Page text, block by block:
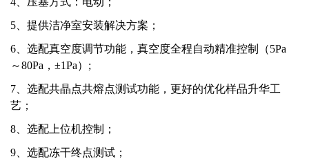
5、提供洁净室安装解决方案；
6、选配真空度调节功能，真空度全程自动精准控制（5Pa
～80Pa，±1Pa）;
7、选配共晶点共熔点测试功能，更好的优化样品升华工
艺；
8、选配上位机控制；
9、选配冻干终点测试；